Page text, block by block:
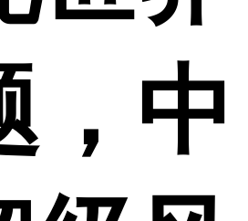
，中